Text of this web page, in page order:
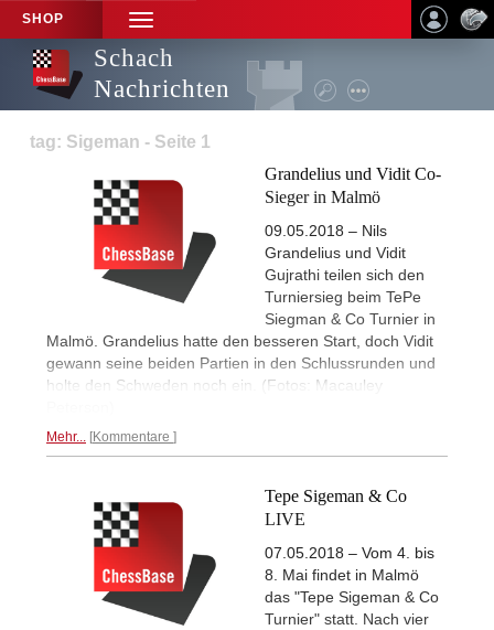
SHOP
TOGGLE
NAVIGATION
Schach
Nachrichten
tag: Sigeman - Seite 1
Grandelius und Vidit Co-
Sieger in Malmö
09.05.2018 – Nils
Grandelius und Vidit
Gujrathi teilen sich den
Turniersieg beim TePe
Siegman & Co Turnier in
Malmö. Grandelius hatte den besseren Start, doch Vidit
gewann seine beiden Partien in den Schlussrunden und
holte den Schweden noch ein. (Fotos: Macauley
Mehr... Kommentare
Tepe Sigeman & Co
LIVE
07.05.2018 – Vom 4. bis
8. Mai findet in Malmö
das "Tepe Sigeman & Co
Turnier" statt. Nach vier